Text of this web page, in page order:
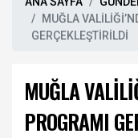
MUĞLA
GERÇEKLEŞTİRİLDİ
MUĞLA
PROGRAMI